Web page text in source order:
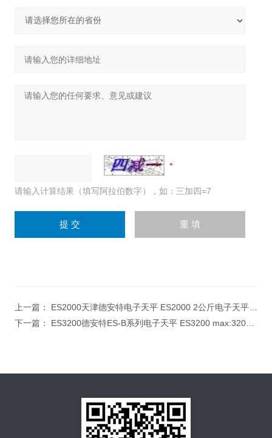
请输入计算结果（填写阿拉伯数字），如：三加四=7
上一篇： ES2000天津德安特电子天平 ES2000 2公斤电子天平 *电子天平
下一篇： ES3200德安特ES-B系列电子天平 ES3200 max:3200g/0.01g 电子天平国内什么牌子好